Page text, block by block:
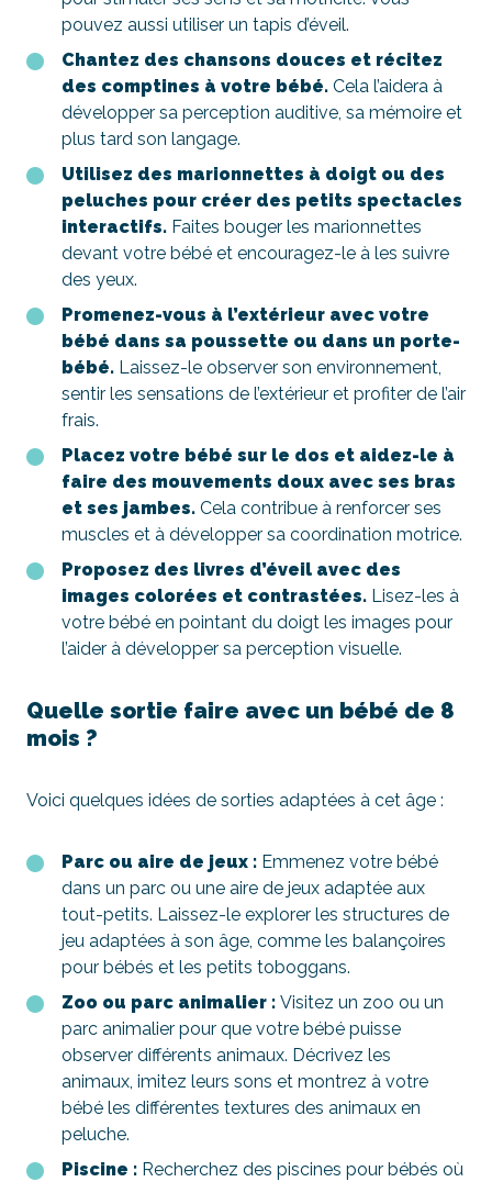
pouvez aussi utiliser un tapis d’éveil.
Chantez des chansons douces et récitez
des comptines à votre bébé. Cela l’aidera à
développer sa perception auditive, sa mémoire et
plus tard son langage.
Utilisez des marionnettes à doigt ou des
peluches pour créer des petits spectacles
interactifs. Faites bouger les marionnettes
devant votre bébé et encouragez-le à les suivre
des yeux.
Promenez-vous à l’extérieur avec votre
bébé dans sa poussette ou dans un porte-
bébé. Laissez-le observer son environnement,
sentir les sensations de l’extérieur et profiter de l’air
frais.
Placez votre bébé sur le dos et aidez-le à
faire des mouvements doux avec ses bras
et ses jambes. Cela contribue à renforcer ses
muscles et à développer sa coordination motrice.
Proposez des livres d’éveil avec des
images colorées et contrastées. Lisez-les à
votre bébé en pointant du doigt les images pour
l’aider à développer sa perception visuelle.
Quelle sortie faire avec un bébé de 8
mois ?
Voici quelques idées de sorties adaptées à cet âge :
Parc ou aire de jeux : Emmenez votre bébé
dans un parc ou une aire de jeux adaptée aux
tout-petits. Laissez-le explorer les structures de
jeu adaptées à son âge, comme les balançoires
pour bébés et les petits toboggans.
Zoo ou parc animalier : Visitez un zoo ou un
parc animalier pour que votre bébé puisse
observer différents animaux. Décrivez les
animaux, imitez leurs sons et montrez à votre
bébé les différentes textures des animaux en
peluche.
Piscine : Recherchez des piscines pour bébés où